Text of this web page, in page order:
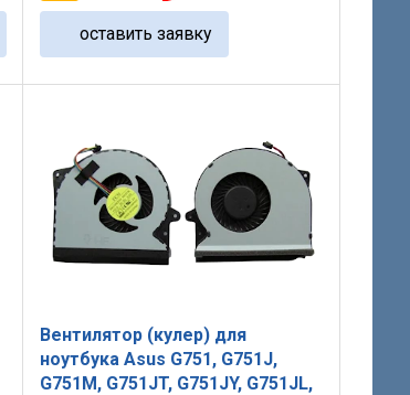
оставить заявку
Вентилятор (кулер) для
ноутбука Asus G751, G751J,
G751M, G751JT, G751JY, G751JL,